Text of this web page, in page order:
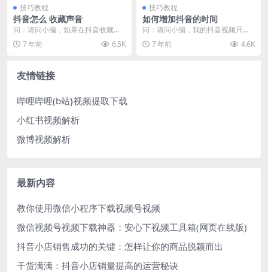
技巧教程
抖音怎么 收藏声音
问：请问小编，如果在抖音收藏自
己喜欢的声音（音乐）？ 答：抖音
支持视频里的背景音...
7 年前 6.5K
技巧教程
如何增加抖音的时间
问：请问小编，我的抖音视频只有
短短的15秒，怎么才能增加抖音的
时间？ 答：抖音有...
7 年前 4.6K
友情链接
哔哩哔哩(b站}视频提取下载
小红书视频解析
微博视频解析
最新内容
教你使用微信小程序下载视频号视频
微信视频号视频下载神器：安心下视频工具箱(网页在线版)
抖音小店销售成功的关键：怎样让你的商品脱颖而出
干货满满：抖音小店销量提高的运营秘诀